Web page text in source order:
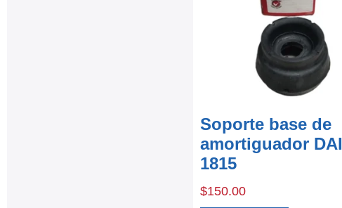
Soporte base de
amortiguador DAI
1815
$150.00